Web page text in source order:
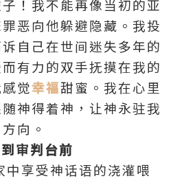
！我不能再像当初的亚
恶向他躲避隐藏。我投
自己在世间迷失多年的
有力的双手抚摸在我的
觉幸福甜蜜。我在心里
神得着神，让神永驻我
向。
审判台前
享受神话语的浇灌喂